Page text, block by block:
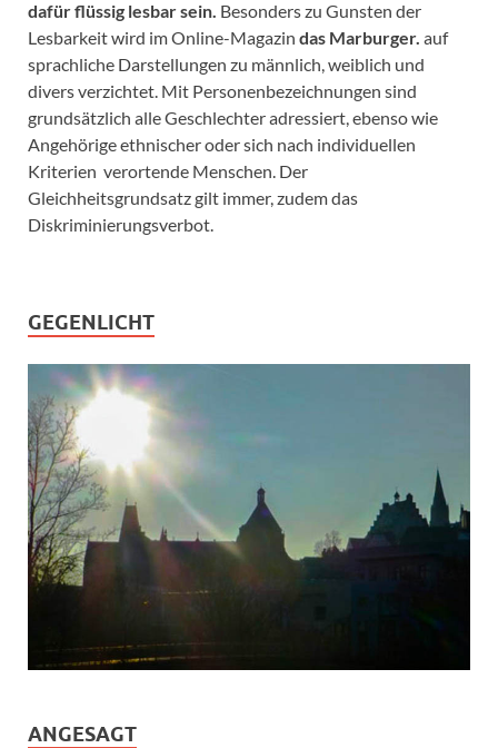
dafür flüssig lesbar sein. Besonders zu Gunsten der
Lesbarkeit wird im Online-Magazin das Marburger. auf
sprachliche Darstellungen zu männlich, weiblich und
divers verzichtet. Mit Personenbezeichnungen sind
grundsätzlich alle Geschlechter adressiert, ebenso wie
Angehörige ethnischer oder sich nach individuellen
Kriterien verortende Menschen. Der
Gleichheitsgrundsatz gilt immer, zudem das
Diskriminierungsverbot.
GEGENLICHT
ANGESAGT